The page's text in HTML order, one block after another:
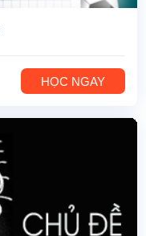
HỌC NGAY